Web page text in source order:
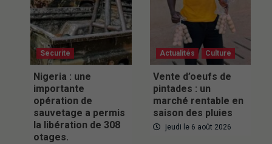
Securite
Nigeria : une
importante
opération de
sauvetage a permis
la libération de 308
otages.
Actualités Culture
Vente d’oeufs de
pintades : un
marché rentable en
saison des pluies
jeudi le 6 août 2026